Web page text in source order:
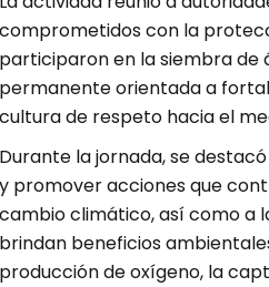
comprometidos con la
participaron en la siembra
permanente orientada a
cultura de respeto hacia el
Durante la jornada, se
y promover acciones que
cambio climático, así como a
brindan beneficios
producción de oxígeno, la